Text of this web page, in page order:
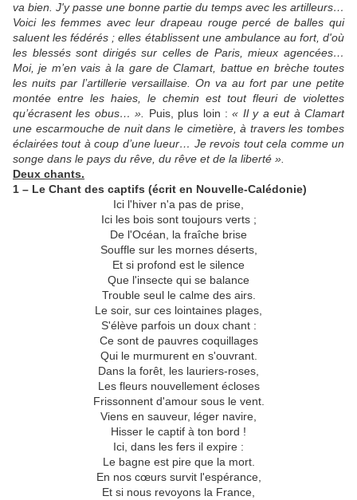
va bien. J'y passe une bonne partie du temps avec les artilleurs…
Voici les femmes avec leur drapeau rouge percé de balles qui
saluent les fédérés ; elles établissent une ambulance au fort, d'où
les blessés sont dirigés sur celles de Paris, mieux agencées…
Moi, je m’en vais à la gare de Clamart, battue en brèche toutes
les nuits par l’artillerie versaillaise. On va au fort par une petite
montée entre les haies, le chemin est tout fleuri de violettes
qu’écrasent les obus… ». Puis, plus loin :« Il y a eut à Clamart
une escarmouche de nuit dans le cimetière, à travers les tombes
éclairées tout à coup d’une lueur… Je revois tout cela comme un
songe dans le pays du rêve, du rêve et de la liberté ».
Deux chants.
1 – Le Chant des captifs (écrit en Nouvelle-Calédonie)
Ici l'hiver n'a pas de prise,
Ici les bois sont toujours verts ;
De l'Océan, la fraîche brise
Souffle sur les mornes déserts,
Et si profond est le silence
Que l'insecte qui se balance
Trouble seul le calme des airs.
Le soir, sur ces lointaines plages,
S'élève parfois un doux chant :
Ce sont de pauvres coquillages
Qui le murmurent en s'ouvrant.
Dans la forêt, les lauriers-roses,
Les fleurs nouvellement écloses
Frissonnent d'amour sous le vent.
Viens en sauveur, léger navire,
Hisser le captif à ton bord !
Ici, dans les fers il expire :
Le bagne est pire que la mort.
En nos cœurs survit l'espérance,
Et si nous revoyons la France,